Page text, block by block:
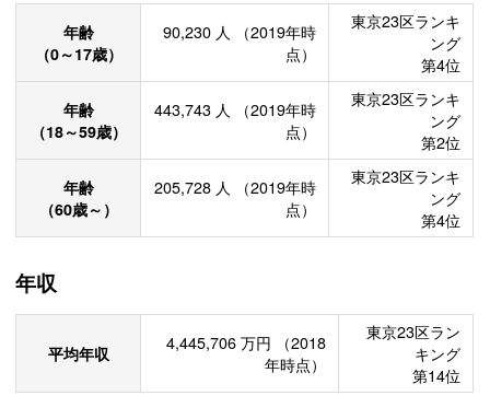
年齢
（0～17歳）
90,230 人
（2019年時
点）
東京23区ランキ
ング
第4位
年齢
（18～59歳）
443,743 人
（2019年時
点）
東京23区ランキ
ング
第2位
年齢
（60歳～）
205,728 人
（2019年時
点）
東京23区ランキ
ング
第4位
年収
平均年収 4,445,706 万円
（2018
年時点）
東京23区ラン
キング
第14位